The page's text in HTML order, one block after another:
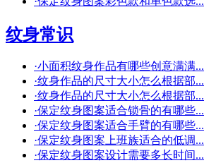
纹身常识
·小面积纹身作品有哪些创意满满...
·纹身作品的尺寸大小怎么根据部...
·纹身作品的尺寸大小怎么根据部...
·保定纹身图案适合锁骨的有哪些...
·保定纹身图案适合手臂的有哪些...
·保定纹身图案上班族适合的低调...
·保定纹身图案设计需要多长时间...